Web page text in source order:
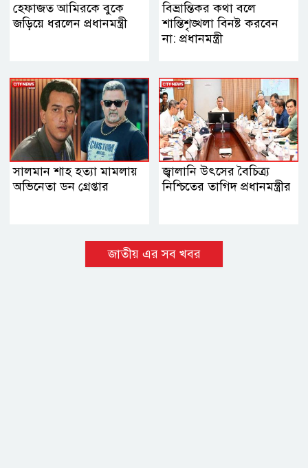
হেফাজত আমিরকে বুকে
জড়িয়ে ধরলেন প্রধানমন্ত্রী
বিভ্রান্তিকর কথা বলে
শান্তিশৃঙ্খলা বিনষ্ট করবেন
না: প্রধানমন্ত্রী
সালমান শাহ হত্যা মামলায়
অভিনেতা ডন গ্রেপ্তার
জ্বালানি উৎসের বৈচিত্র্য
নিশ্চিতের তাগিদ প্রধানমন্ত্রীর
জাতীয় এর সব খবর